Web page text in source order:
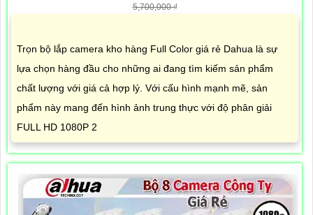
5,700,000 ₫
Trọn bộ lắp camera kho hàng Full Color giá rẻ Dahua là sự
lựa chọn hàng đầu cho những ai đang tìm kiếm sản phẩm
chất lượng với giá cả hợp lý. Với cấu hình mạnh mẽ, sản
phẩm này mang đến hình ảnh trung thực với độ phân giải
FULL HD 1080P 2